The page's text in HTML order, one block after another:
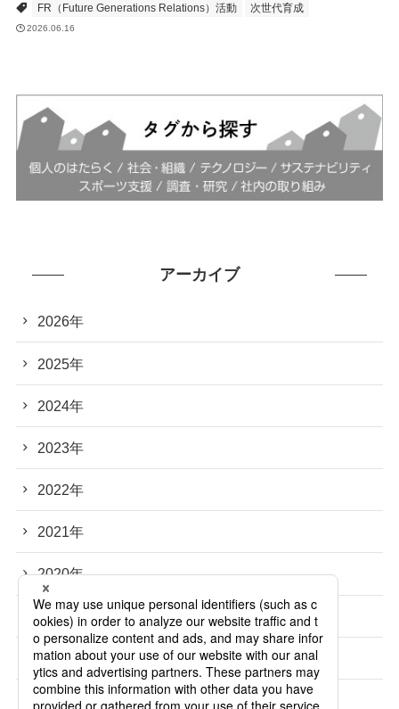
FR（Future Generations Relations）活動 次世代育成
2026.06.16
アーカイブ
2026年
2025年
2024年
2023年
2022年
2021年
2020年
2019年
2018年
2017年